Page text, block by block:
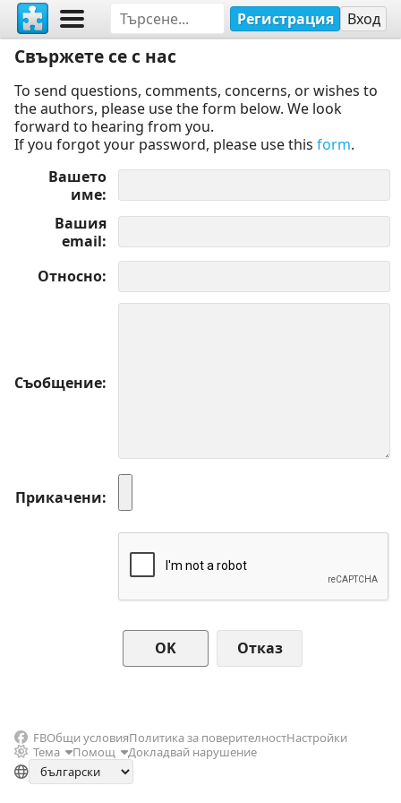
Регистрация Вход
Свържете се с нас
To send questions, comments, concerns, or wishes to
the authors, please use the form below. We look
forward to hearing from you.
If you forgot your password, please use this form.
Вашето
име
Вашия
email
Относно
Съобщение
Прикачени
Отказ
FBОбщи условияПолитика за поверителностНастройки
Тема
Помощ Докладвай нарушение